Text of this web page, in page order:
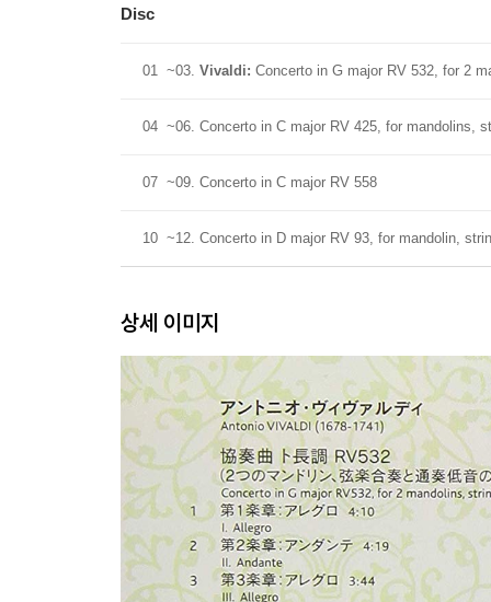
Disc
01 ~03. Vivaldi: Concerto in G major RV 532, for 2
04 ~06. Concerto in C major RV 425, for mandolins,
07 ~09. Concerto in C major RV 558
10 ~12. Concerto in D major RV 93, for mandolin,
상세 이미지